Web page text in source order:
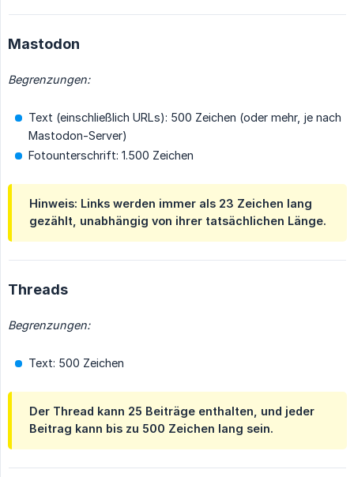
Mastodon
Begrenzungen:
Text (einschließlich URLs): 500 Zeichen (oder mehr, je nach
Mastodon-Server)
Fotounterschrift: 1.500 Zeichen
Hinweis: Links werden immer als 23 Zeichen lang
gezählt, unabhängig von ihrer tatsächlichen Länge.
Threads
Begrenzungen:
Text: 500 Zeichen
Der Thread kann 25 Beiträge enthalten, und jeder
Beitrag kann bis zu 500 Zeichen lang sein.